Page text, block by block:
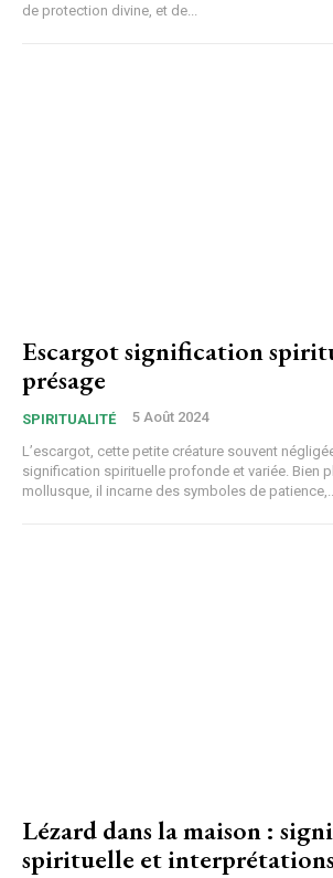
de protection divine, et de...
Escargot signification
présage
SPIRITUALITÉ 5 Août 2024
L’escargot, cette petite créature souvent
signification spirituelle profonde et variée. Bien
mollusque, il incarne des symboles de patience,...
Lézard dans la maison :
spirituelle et interprétations